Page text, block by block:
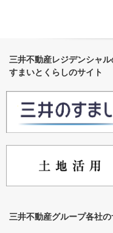
三井不動産レジデンシャル
すまいとくらしのサイト
三井不動産グループ各社